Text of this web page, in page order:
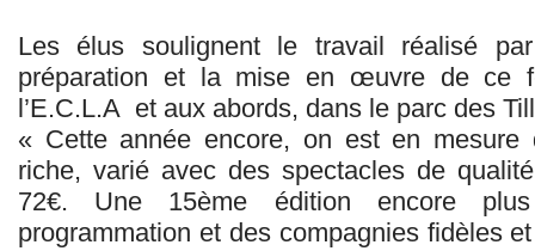
Les élus soulignent le travail réalisé
préparation et la mise en œuvre de ce
l’E.C.L.A et aux abords, dans le parc des
« Cette année encore, on est en mesure
riche, varié avec des spectacles de
72€. Une 15ème édition encore
programmation et des compagnies fidèles